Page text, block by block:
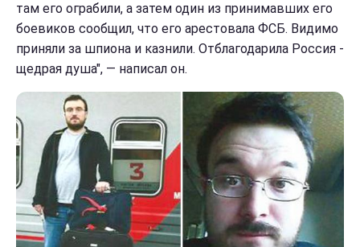
там его ограбили, а затем один из принимавших его
боевиков сообщил, что его арестовала ФСБ. Видимо
приняли за шпиона и казнили. Отблагодарила Россия -
щедрая душа", — написал он.